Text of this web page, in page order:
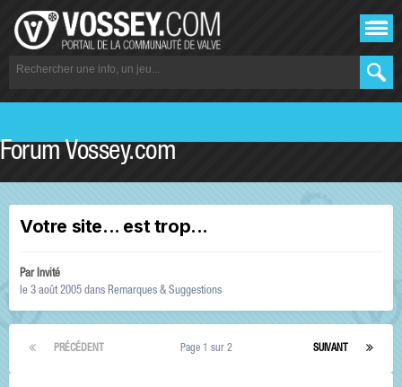
Forum Vossey.com
Votre site... est trop...
Par Invité
le 3 août 2005 dans Remarques & Suggestions
PRÉCÉDENT SUIVANT
Page 1 sur 2